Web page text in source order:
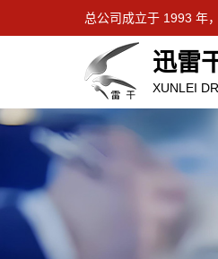
总公司成立于 1993 年
迅雷
XUNLEI